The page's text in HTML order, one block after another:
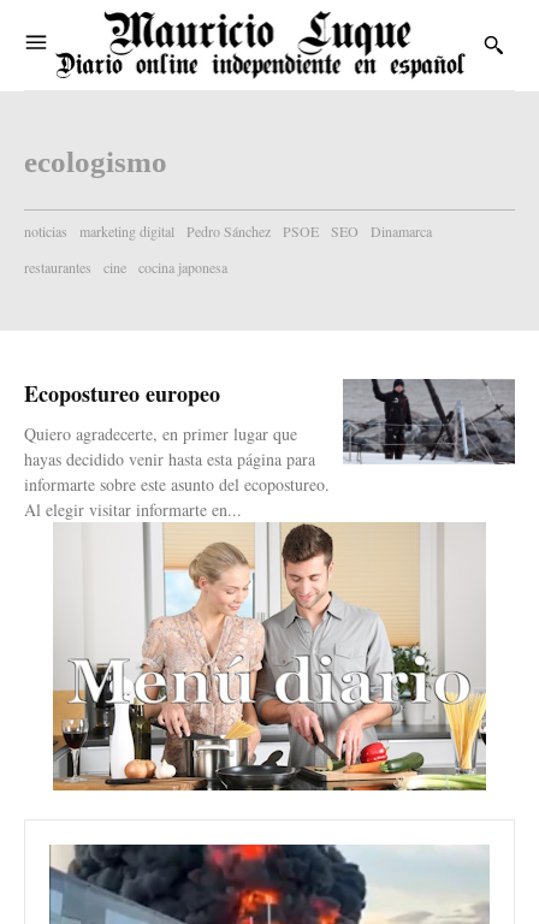
ecologismo
noticias marketing digital Pedro Sánchez PSOE SEO
Dinamarca
restaurantes
cine cocina japonesa
Ecopostureo europeo
Quiero agradecerte, en primer lugar que
hayas decidido venir hasta esta página para
informarte sobre este asunto del ecopostureo.
Al elegir visitar informarte en...